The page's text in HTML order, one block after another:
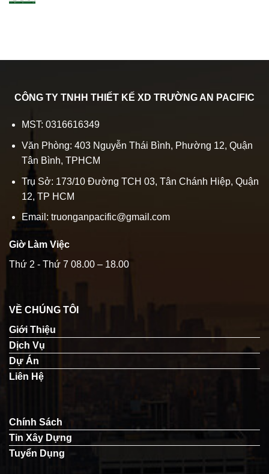
CÔNG TY TNHH THIẾT KẾ XD TRƯỜNG AN PACIFIC
MST: 0316616349
Văn Phòng: 403 Nguyễn Thái Bình, Phường 12, Quận
Tân Bình, TPHCM
Trụ Sở: 173/10 Đường TCH 03, Tân Chánh Hiệp, Quận
12, TP HCM
Email: truonganpacific@gmail.com
Giờ Làm Việc
Thứ 2 - Thứ 7 08.00 – 18.00
VỀ CHÚNG TÔI
Giới Thiệu
Dịch Vụ
Dự Án
Liên Hệ
Chính Sách
Tin Xây Dựng
Tuyển Dụng